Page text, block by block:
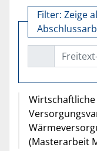
Filter: Zeige
Freitext-Suche
Wirtschaftliche
(Masterarbeit